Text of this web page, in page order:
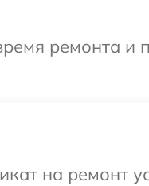
ремонта и
на ремонт